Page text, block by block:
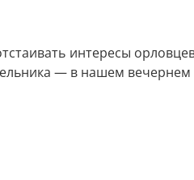
интересы
— в нашем вечернем